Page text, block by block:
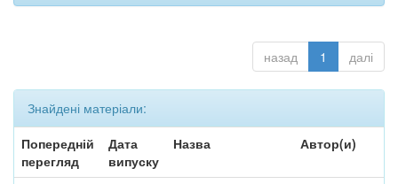
назад 1 далі
Знайдені матеріали:
Попередній
перегляд
Дата
випуску
Назва Автор(и)